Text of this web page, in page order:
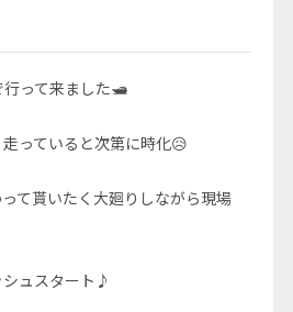
行って来ました🛥
っていると次第に時化😥
て貰いたく大廻りしながら現場
ュスタート♪